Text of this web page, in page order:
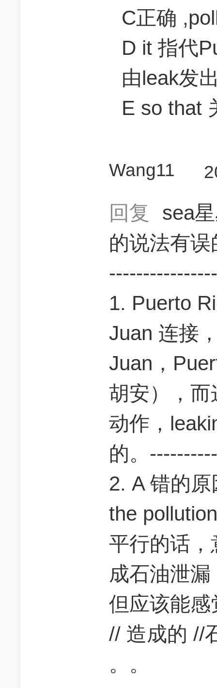
C正确
D it 指代
由leak发
E so that
Wang11
回复
sea
的说法有
1. Puerto
Juan 连接
Juan，
胡安），
动作，
的。
2. A 错的
the
平行的话，
成石油泄
但应该能
// 造成的 //
。。